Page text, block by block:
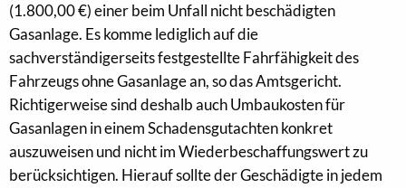
(1.800,00 €) einer beim Unfall nicht beschädigten
Gasanlage. Es komme lediglich auf die
sachverständigerseits festgestellte Fahrfähigkeit des
Fahrzeugs ohne Gasanlage an, so das Amtsgericht.
Richtigerweise sind deshalb auch Umbaukosten für
Gasanlagen in einem Schadensgutachten konkret
auszuweisen und nicht im Wiederbeschaffungswert zu
berücksichtigen. Hierauf sollte der Geschädigte in jedem